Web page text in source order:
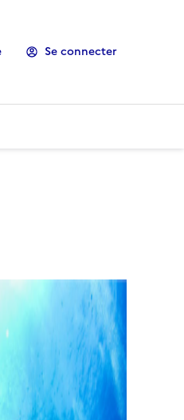
Se connecter